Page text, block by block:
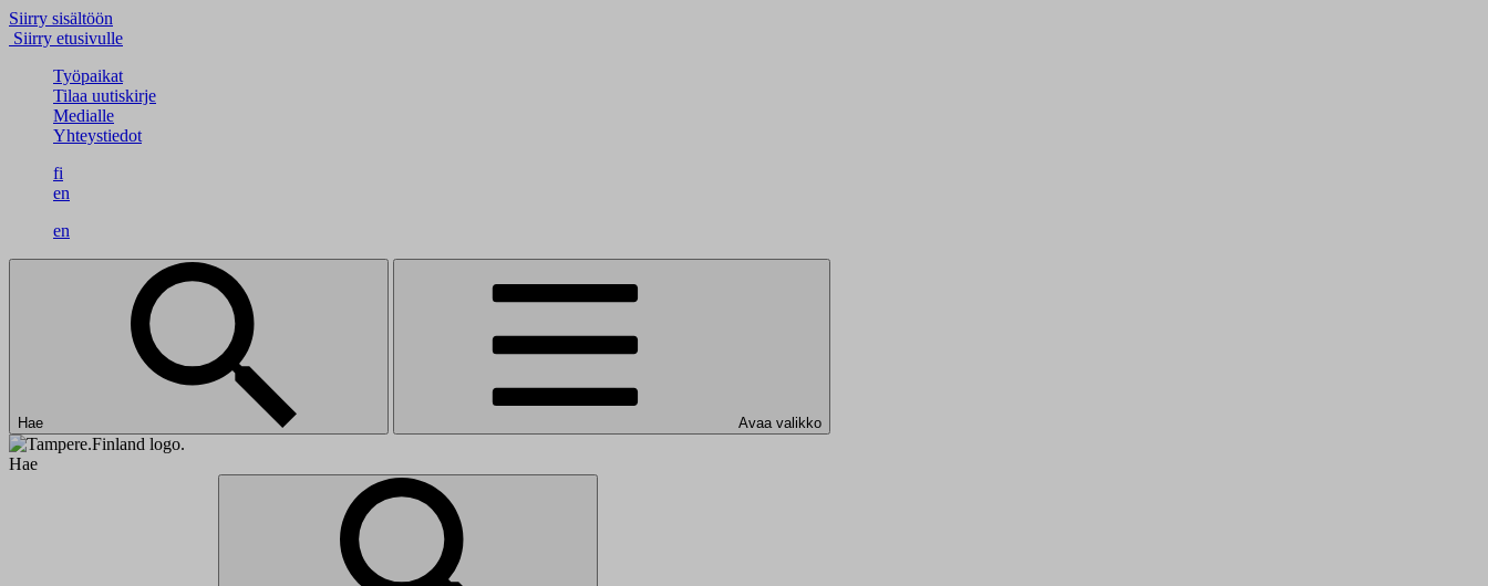
Siirry sisältöön
Siirry etusivulle
Työpaikat
Tilaa uutiskirje
Medialle
Yhteystiedot
fi
en
en
Hae Avaa valikko
Hae